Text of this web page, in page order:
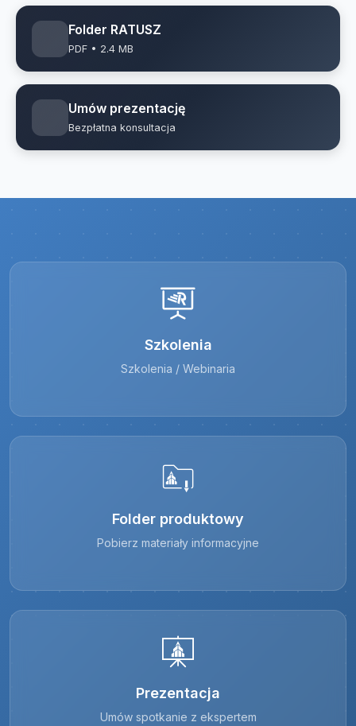
Folder RATUSZ
PDF • 2.4 MB
Umów prezentację
Bezpłatna konsultacja
Szkolenia
Szkolenia / Webinaria
Folder produktowy
Pobierz materiały informacyjne
Prezentacja
Umów spotkanie z ekspertem